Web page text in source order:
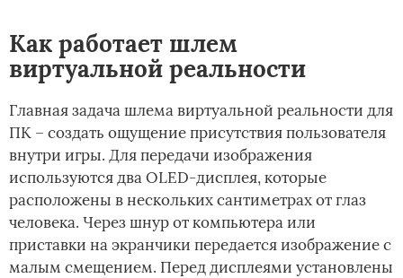
Как работает шлем
виртуальной реальности
Главная задача шлема виртуальной реальности для
ПК – создать ощущение присутствия пользователя
внутри игры. Для передачи изображения
используются два OLED-дисплея, которые
расположены в нескольких сантиметрах от глаз
человека. Через шнур от компьютера или
приставки на экранчики передается изображение с
малым смещением. Перед дисплеями установлены